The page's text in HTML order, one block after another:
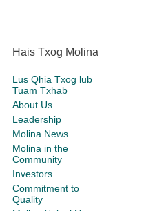
Hais Txog Molina
Lus Qhia Txog lub
Tuam Txhab
About Us
Leadership
Molina News
Molina in the
Community
Investors
Commitment to
Quality